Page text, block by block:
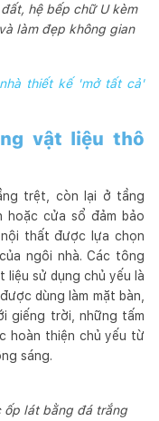
hệ bếp chữ U kèm
làm đẹp không gian
thiết kế 'mở tất cả'
vật liệu thô
trệt, còn lại ở tầng
cửa sổ đảm bảo
thất được lựa chọn
ngôi nhà. Các tông
liệu sử dụng chủ yếu là
dùng làm mặt bàn,
giếng trời, những tấm
hoàn thiện chủ yếu từ
sáng.
ốp lát bằng đá trắng